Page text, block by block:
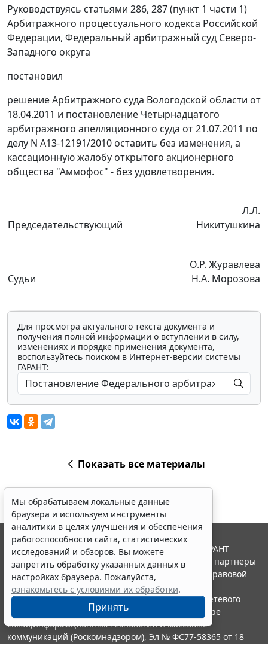
Руководствуясь статьями 286, 287 (пункт 1 части 1)
Арбитражного процессуального кодекса Российской
Федерации, Федеральный арбитражный суд Северо-
Западного округа
постановил
решение Арбитражного суда Вологодской области от
18.04.2011 и постановление Четырнадцатого
арбитражного апелляционного суда от 21.07.2011 по
делу N А13-12191/2010 оставить без изменения, а
кассационную жалобу открытого акционерного
общества "Аммофос" - без удовлетворения.
Председательствующий
Л.Л.
Никитушкина
Судьи
О.Р. Журавлева
Н.А. Морозова
Для просмотра актуального текста документа и
получения полной информации о вступлении в силу,
изменениях и порядке применения документа,
воспользуйтесь поиском в Интернет-версии системы
ГАРАНТ:
Показать все материалы
Мы обрабатываем локальные данные
браузера и используем инструменты
аналитики в целях улучшения и обеспечения
работоспособности сайта, статистических
исследований и обзоров. Вы можете
запретить обработку указанных данных в
настройках браузера. Пожалуйста,
ознакомьтесь с условиями их обработки.
Принять
© ООО "НПП "ГАРАНТ-СЕРВИС", 2026. Система ГАРАНТ
выпускается с 1990 года. Компания "Гарант" и ее партнеры
являются участниками Российской ассоциации правовой
информации ГАРАНТ.
Портал ГАРАНТ.РУ зарегистрирован в качестве сетевого
издания Федеральной службой по надзору в сфере
связи,информационных технологий и массовых
коммуникаций (Роскомнадзором), Эл № ФС77-58365 от 18